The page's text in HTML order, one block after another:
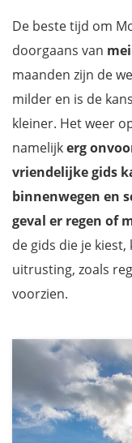
De beste tijd om
doorgaans van
maanden zijn de
milder en is de
kleiner. Het weer
namelijkerg
vriendelijke gids
binnenwegen en
geval er regen of
de gids die je
uitrusting, zoals
voorzien.